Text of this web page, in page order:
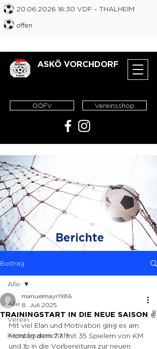
ASKÖ VORCHDORF
OÖFV Vereinsshop
20.06.2026 16:30 VDF - THALHEIM
offen
Berichte
Beitrag
Alle
Verein
Kampfmannschaft
Alle
TRAININGSTART IN DIE NEUE SAISON ✌️
manuelmayr1986
8. Juli 2025
Mit viel Elan und Motivation ging es am
Montag dem 7.7. mit 35 Spielern von KM
und 1b in die Vorbereitung zur neuen